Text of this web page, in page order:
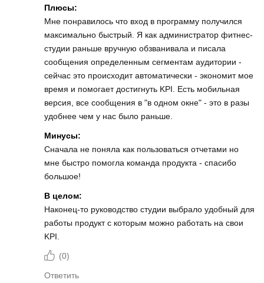
Плюсы:
Мне понравилось что вход в программу получился
максимально быстрый. Я как администратор фитнес-
студии раньше вручную обзванивала и писала
сообщения определенным сегментам аудитории -
сейчас это происходит автоматически - экономит мое
время и помогает достигнуть KPI. Есть мобильная
версия, все сообщения в "в одном окне" - это в разы
удобнее чем у нас было раньше.
Минусы:
Сначала не поняла как пользоваться отчетами но
мне быстро помогла команда продукта - спасибо
большое!
В целом:
Наконец-то руководство студии выбрало удобный для
работы продукт с которым можно работать на свои
KPI.
(0)
Ответить